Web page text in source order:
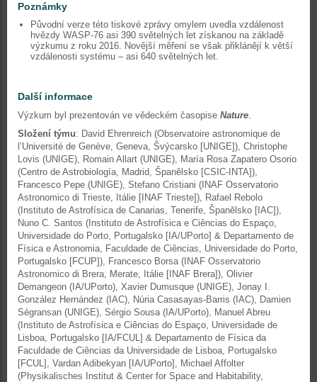
Poznámky
Původní verze této tiskové zprávy omylem uvedla vzdálenost
hvězdy WASP-76 asi 390 světelných let získanou na základě
výzkumu z roku 2016. Novější měření se však přiklánějí k větší
vzdálenosti systému – asi 640 světelných let.
Další informace
Výzkum byl prezentován ve vědeckém časopise Nature.
Složení týmu: David Ehrenreich (Observatoire astronomique de
l’Université de Genève, Geneva, Švýcarsko [UNIGE]), Christophe
Lovis (UNIGE), Romain Allart (UNIGE), María Rosa Zapatero Osorio
(Centro de Astrobiología, Madrid, Španělsko [CSIC-INTA]),
Francesco Pepe (UNIGE), Stefano Cristiani (INAF Osservatorio
Astronomico di Trieste, Itálie [INAF Trieste]), Rafael Rebolo
(Instituto de Astrofísica de Canarias, Tenerife, Španělsko [IAC]),
Nuno C. Santos (Instituto de Astrofísica e Ciências do Espaço,
Universidade do Porto, Portugalsko [IA/UPorto] & Departamento de
Física e Astronomia, Faculdade de Ciências, Universidade do Porto,
Portugalsko [FCUP]), Francesco Borsa (INAF Osservatorio
Astronomico di Brera, Merate, Itálie [INAF Brera]), Olivier
Demangeon (IA/UPorto), Xavier Dumusque (UNIGE), Jonay I.
González Hernández (IAC), Núria Casasayas-Barris (IAC), Damien
Ségransan (UNIGE), Sérgio Sousa (IA/UPorto), Manuel Abreu
(Instituto de Astrofísica e Ciências do Espaço, Universidade de
Lisboa, Portugalsko [IA/FCUL] & Departamento de Física da
Faculdade de Ciências da Universidade de Lisboa, Portugalsko
[FCUL], Vardan Adibekyan [IA/UPorto], Michael Affolter
(Physikalisches Institut & Center for Space and Habitability,